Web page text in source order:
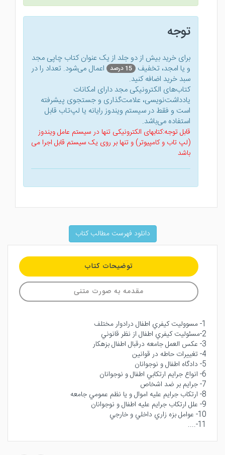
توجه
برای خرید بیش از دو جلد از یک عنوان کتاب‌ چاپی مجد
و یا امجد، تخفیف 15 درصد
اعمال می‌شود. تعداد را در
سبد خرید اضافه کنید.
کتاب‌های الکترونیکی مجد دارای امکانات
یادداشت‌نویسی، علامت‌گذاری و جستجوی پیشرفته
است و فقط در سیستم ویندوز رایانه یا لپ‌تاب قابل
استفاده می‌باشد.
قابل توجه:کتابهای الکترونیکی تنها در سیستم عامل ویندوز
(لپ تاب و کامپیوتر) و تنها بر روی یک سیستم قابل اجرا می
باشد
دانلود فهرست مطالب کتاب
توضیحات کتاب
مقدمه به صورت متنی
1- مسووليت كيفري اطفال درادوار مختلف
2-مسئوليت كيفري اطفال از نظر قانوني
3- عكس العمل جامعه درقبال اطفال بزهكار
4- تغييرات حاطه در قوانين
5- دادگاه اطفال و نوجوانان
6- انواع جرايم ارتكابي اطفال و نوجوانان
7- جرايم بر ضد اشخاص
8- ارتكاب جرايم عليه اموال و يا نظم عمومي جامعه
9- علل ارتكاب جرايم عليه اطفال و نوجوانان
10- عوامل بزه زاري داخلي و خارجي
11-....